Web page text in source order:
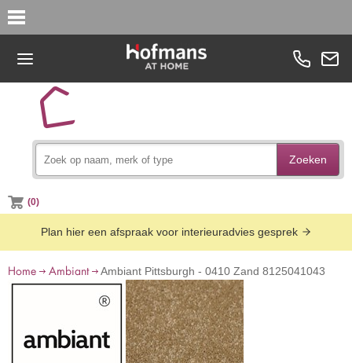
Zoeken
(0)
Plan hier een afspraak voor interieuradvies gesprek
Home Ambiant Ambiant Pittsburgh - 0410 Zand 8125041043